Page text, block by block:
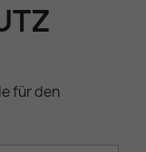
für den